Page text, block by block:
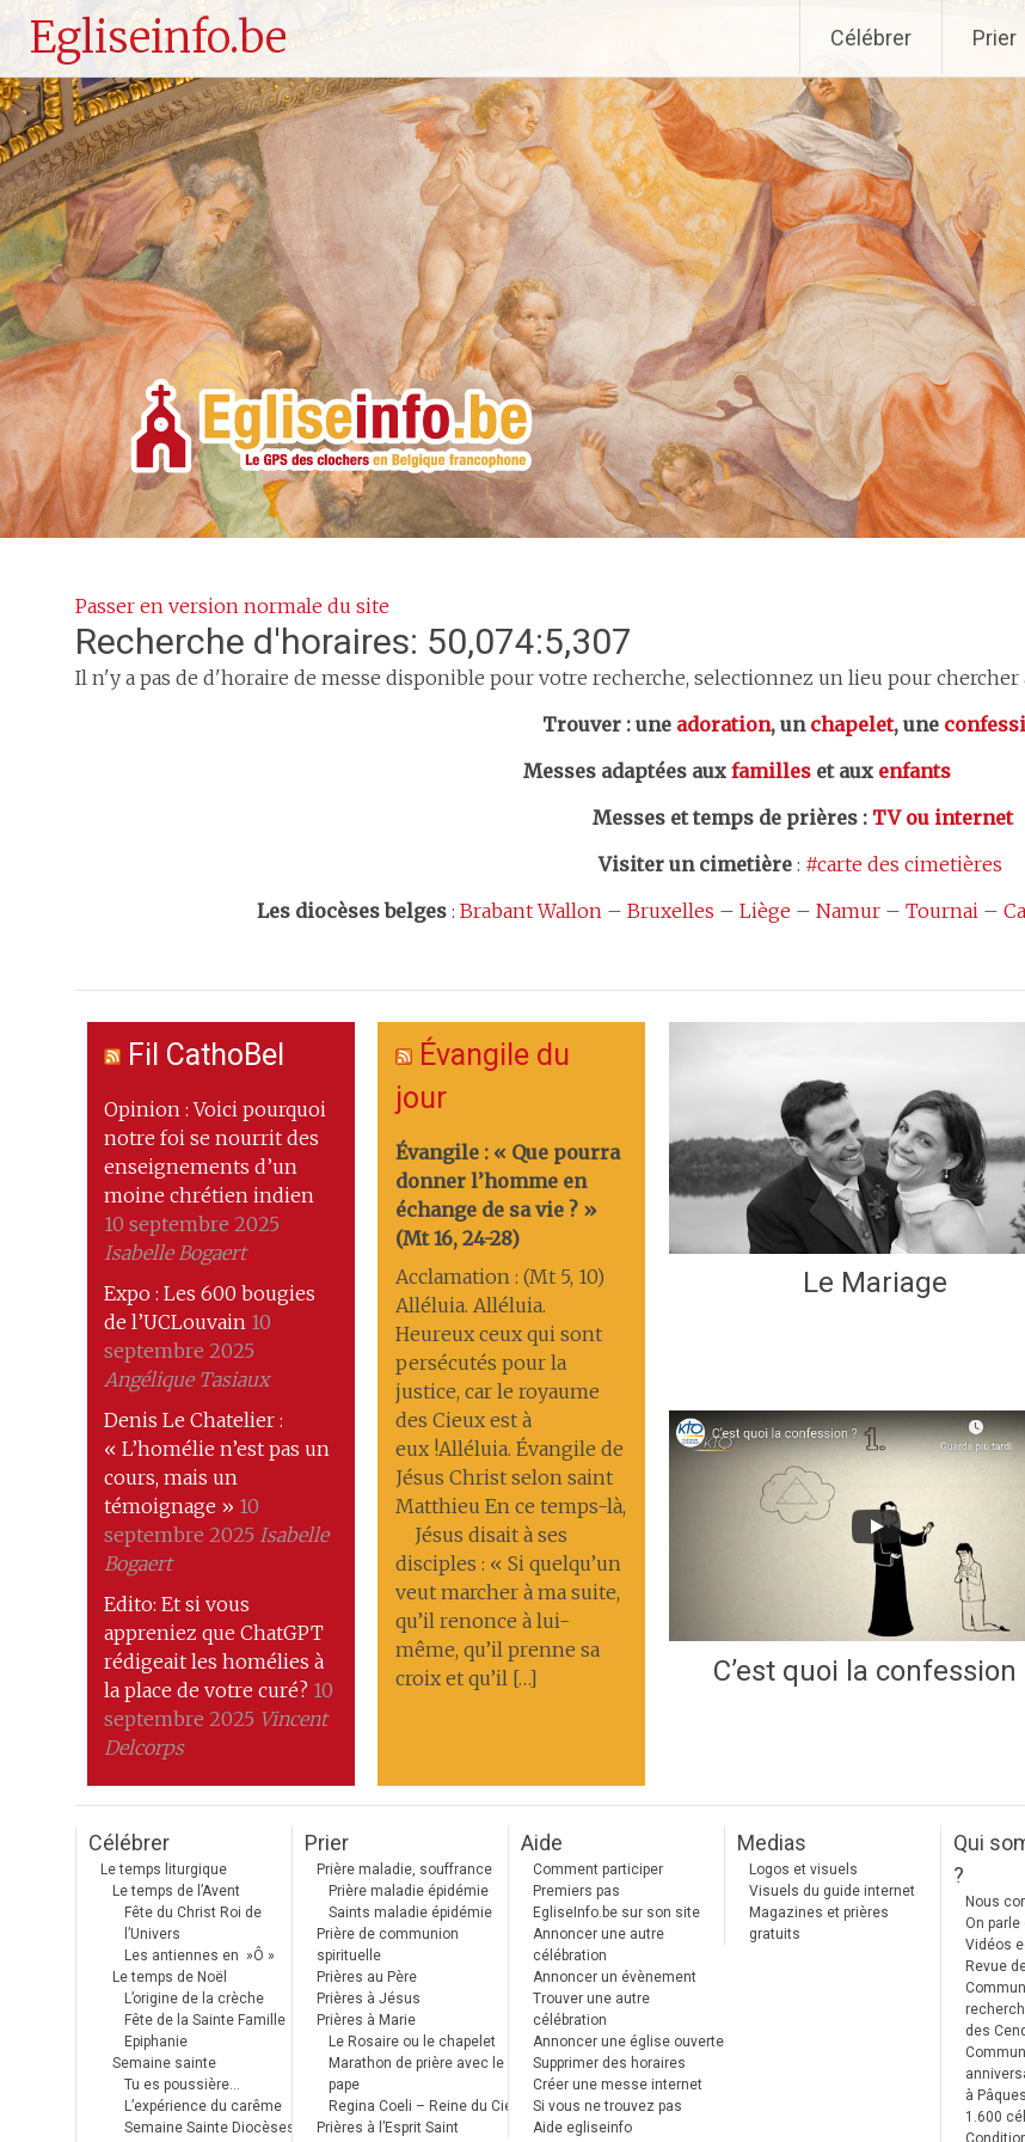
Egliseinfo.be
au
principal
Célébrer Prier
Passer en version normale du site
Recherche d'horaires: 50,074:5,307
Il n'y a pas de d'horaire de messe disponible pour votre recherche, selectionnez un lieu pour chercher
Trouver : une adoration, un chapelet, une
Messes adaptées aux familles et aux enfants
Messes et temps de prières : TV ou internet
Visiter un cimetière : #carte des cimetières
Les diocèses belges : Brabant Wallon – Bruxelles – Liège – Namur – Tournai –
Fil CathoBel
Opinion : Voici pourquoi
notre foi se nourrit des
enseignements d’un
moine chrétien indien
10 septembre 2025
Isabelle Bogaert
Expo : Les 600 bougies
de l’UCLouvain 10
septembre 2025
Angélique Tasiaux
Denis Le Chatelier :
« L’homélie n’est pas un
cours, mais un
témoignage » 10
septembre 2025 Isabelle
Bogaert
Edito: Et si vous
appreniez que ChatGPT
rédigeait les homélies à
la place de votre curé? 10
septembre 2025 Vincent
Delcorps
Évangile du
jour
Évangile : « Que pourra
donner l’homme en
échange de sa vie ? »
(Mt 16, 24-28)
Acclamation : (Mt 5, 10)
Alléluia. Alléluia.
Heureux ceux qui sont
persécutés pour la
justice, car le royaume
des Cieux est à
eux !Alléluia. Évangile de
Jésus Christ selon saint
Matthieu En ce temps-là,
Jésus disait à ses
disciples : « Si quelqu’un
veut marcher à ma suite,
qu’il renonce à lui-
même, qu’il prenne sa
croix et qu’il […]
Le Mariage
C’est quoi la confession
Célébrer
Le temps liturgique
Le temps de l’Avent
Fête du Christ Roi de
l’Univers
Les antiennes en »Ô »
Le temps de Noël
L’origine de la crèche
Fête de la Sainte Famille
Epiphanie
Semaine sainte
Tu es poussière…
L’expérience du carême
Semaine Sainte Diocèses
Prier
Prière maladie, souffrance
Prière maladie épidémie
Saints maladie épidémie
Prière de communion
spirituelle
Prières au Père
Prières à Jésus
Prières à Marie
Le Rosaire ou le chapelet
Marathon de prière avec le
pape
Regina Coeli – Reine du Ciel
Prières à l’Esprit Saint
Aide
Comment participer
Premiers pas
EgliseInfo.be sur son site
Annoncer une autre
célébration
Annoncer un évènement
Trouver une autre
célébration
Annoncer une église ouverte
Supprimer des horaires
Créer une messe internet
Si vous ne trouvez pas
Aide egliseinfo
Medias
Logos et visuels
Visuels du guide internet
Magazines et prières
gratuits
Qui
?
Nous
On parle
Vidéos
Revue
des
à
1.600